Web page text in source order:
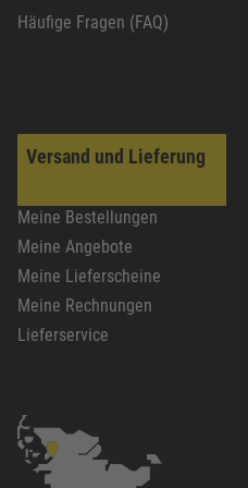
Häufige Fragen (FAQ)
Versand und Lieferung
Meine Bestellungen
Meine Angebote
Meine Lieferscheine
Meine Rechnungen
Lieferservice